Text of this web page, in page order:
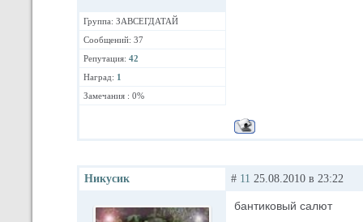
Группа: ЗАВСЕГДАТАЙ
Сообщений: 37
Репутация: 42
Наград: 1
Замечания : 0%
Никусик # 11 25.08.2010 в 23:22
бантиковый салют